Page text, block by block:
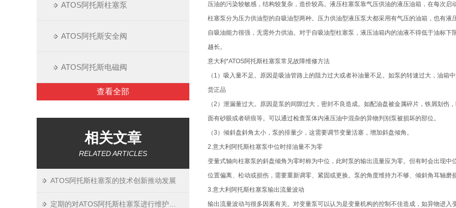
ATOS阿托斯柱塞泵
ATOS阿托斯安全阀
ATOS阿托斯电磁阀
查看全部
相关文章
RELATED ARTICLES
ATOS阿托斯柱塞泵的技术创新推动发展
压油的污染较敏感，结构较复杂，造价较高。液压柱塞泵靠气压供油的液压油箱，在每次
柱塞泵分为压力供油型的自吸油型两种。压力供油型液压泵大都采用有气压的油箱，也有
自吸油能力很强，无需外力供油。对于自吸油型柱塞泵，液压油箱内的油液不得低于油标
越长。
意大利*ATOS阿托斯柱塞泵常见故障维修方法
（1）吸入量不足。原因是吸油管路上的阻力过大或者补油量不足。如泵的转速过大，油
货正品
（2）泄漏量过大。原因是泵的间隙过大，密封不良造成。如配油盘被金属碎片，铁屑划
面有砂眼或者研痕等。可以通过检查泵体内液压油中混杂的异物判别泵被损坏的部位。
（3）倾斜盘斜角太小，泵的排量少，这需要调节变量活塞，增加斜盘倾角。
2.意大利阿托斯柱塞泵中位时排油量不为零
变量式轴向柱塞泵的斜盘倾角为零时称为中位，此时泵的输出流量应为零。但有时会出现
位置偏离、松动或损伤，需要重新调零、紧固或更换。泵的角度维持力不够、倾斜角耳轴磨
3.意大利阿托斯柱塞泵输出流量波动
输出流量波动与很多因素有关。对变量泵可以认为是变量机构的控制不佳造成，如异物进